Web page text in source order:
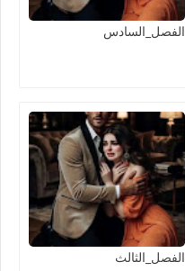
الفصل_السادس
الفصل_الثالث